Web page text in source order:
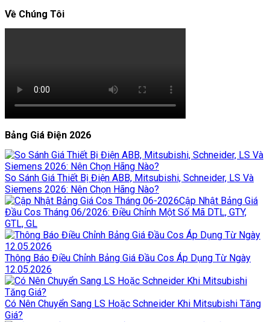
Về Chúng Tôi
Bảng Giá Điện 2026
So Sánh Giá Thiết Bị Điện ABB, Mitsubishi, Schneider, LS Và
Siemens 2026: Nên Chọn Hãng Nào?
Cập Nhật Bảng Giá
Đầu Cos Tháng 06/2026: Điều Chỉnh Một Số Mã DTL, GTY,
GTL, GL
Thông Báo Điều Chỉnh Bảng Giá Đầu Cos Áp Dụng Từ Ngày
12.05.2026
Có Nên Chuyển Sang LS Hoặc Schneider Khi Mitsubishi Tăng
Giá?